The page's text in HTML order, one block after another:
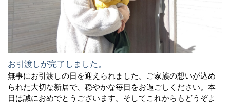
お引渡しが完了しました。
無事にお引渡しの日を迎えられました。ご家族の想いが込め
られた大切な新居で、穏やかな毎日をお過ごしください。本
日は誠におめでとうございます。そしてこれからもどうぞよ